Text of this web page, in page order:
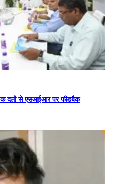
दलों से एसआईआर पर फीडबैक